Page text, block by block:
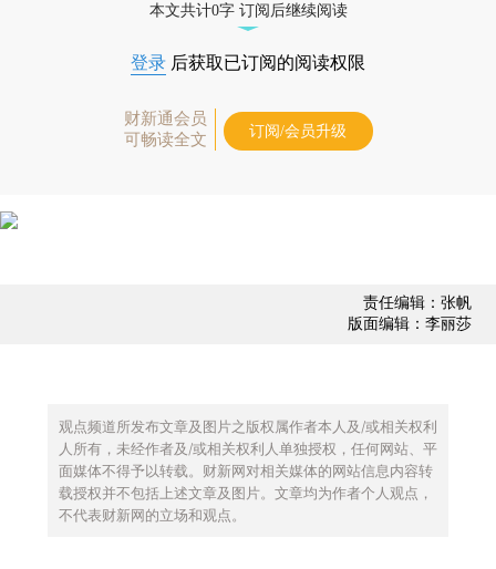
本文共计0字 订阅后继续阅读
登录 后获取已订阅的阅读权限
财新通会员
可畅读全文
订阅/会员升级
责任编辑：张帆
版面编辑：李丽莎
观点频道所发布文章及图片之版权属作者本人及/或相关权利
人所有，未经作者及/或相关权利人单独授权，任何网站、平
面媒体不得予以转载。财新网对相关媒体的网站信息内容转
载授权并不包括上述文章及图片。文章均为作者个人观点，
不代表财新网的立场和观点。